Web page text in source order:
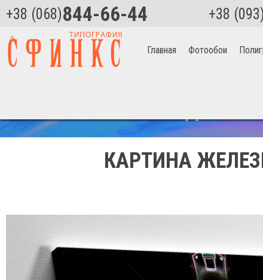
+38 (068)844-66-44 +38 (093)
Главная Фотообои
КАРТИНА